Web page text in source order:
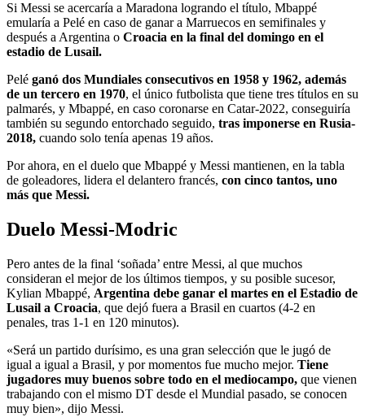
Si Messi se acercaría a Maradona logrando el título, Mbappé
emularía a Pelé en caso de ganar a Marruecos en semifinales y
después a Argentina o Croacia en la final del domingo en el
estadio de Lusail.
Pelé ganó dos Mundiales consecutivos en 1958 y 1962, además
de un tercero en 1970, el único futbolista que tiene tres títulos en su
palmarés, y Mbappé, en caso coronarse en Catar-2022, conseguiría
también su segundo entorchado seguido, tras imponerse en Rusia-
2018, cuando solo tenía apenas 19 años.
Por ahora, en el duelo que Mbappé y Messi mantienen, en la tabla
de goleadores, lidera el delantero francés, con cinco tantos, uno
más que Messi.
Duelo Messi-Modric
Pero antes de la final ‘soñada’ entre Messi, al que muchos
consideran el mejor de los últimos tiempos, y su posible sucesor,
Kylian Mbappé, Argentina debe ganar el martes en el Estadio de
Lusail a Croacia, que dejó fuera a Brasil en cuartos (4-2 en
penales, tras 1-1 en 120 minutos).
«Será un partido durísimo, es una gran selección que le jugó de
igual a igual a Brasil, y por momentos fue mucho mejor. Tiene
jugadores muy buenos sobre todo en el mediocampo, que vienen
trabajando con el mismo DT desde el Mundial pasado, se conocen
muy bien», dijo Messi.